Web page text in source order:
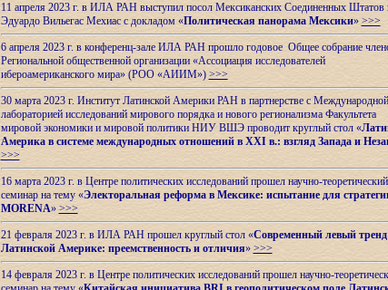
11 апреля 2023 г. в ИЛА РАН выступил посол Мексиканских Соединенных Штатов
Эдуардо Вильегас Мехиас c докладом «Политическая панорама Мексики» >>>
6 апреля 2023 г. в конференц-зале ИЛА РАН прошло годовое Общее собрание
Региональной общественной организации «Ассоциация исследователей
ибероамериканского мира» (РОО «АИИМ») >>>
30 марта 2023 г. Институт Латинской Америки РАН в партнерстве с Международной
лабораторией исследований мирового порядка и нового регионализма Факультета
мировой экономики и мировой политики НИУ ВШЭ проводит круглый стол «
Америка в системе международных отношений в XXI в.: взгляд Запада и
>>>
16 марта 2023 г. в Центре политических исследований прошел научно-теоретический
семинар на тему «Электоральная реформа в Мексике: испытание для
MORENA» >>>
21 февраля 2023 г. в ИЛА РАН прошел круглый стол «Современный левый тренд
Латинской Америке: преемственность и отличия» >>>
14 февраля 2023 г. в Центре политических исследований прошел научно-